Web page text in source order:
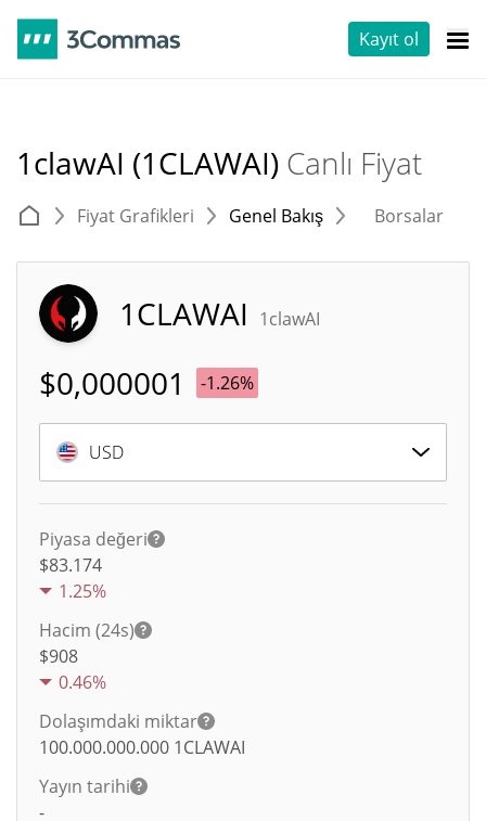
Kayıt ol
1clawAI (1CLAWAI) Canlı Fiyat
Fiyat Grafikleri Genel Bakış Borsalar
1CLAWAI 1clawAI
$0,000001 -1.26%
USD
Piyasa değeri
$83.174
1.25%
Hacim (24s)
$908
0.46%
Dolaşımdaki miktar
100.000.000.000 1CLAWAI
Yayın tarihi
-